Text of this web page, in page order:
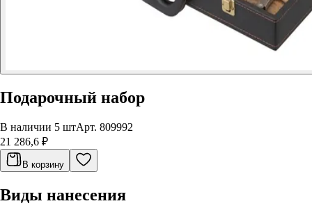
Подарочный набор
В наличии 5 штАрт. 809992
21 286,6 ₽
В корзину
Виды нанесения